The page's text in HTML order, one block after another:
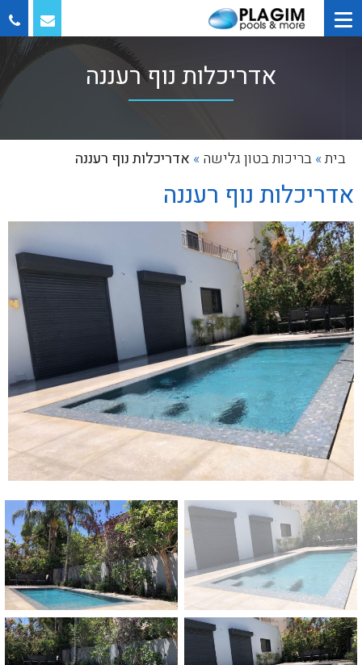
אדריכלות נוף רעננה
בית»בריכות בטון גלישה» אדריכלות נוף רעננה
אדריכלות נוף רעננה